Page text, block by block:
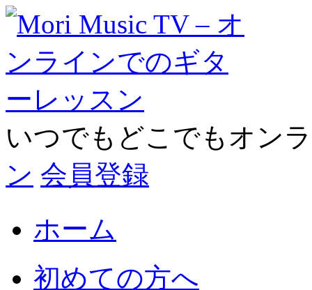
いつでもどこでもオン
ン 会員登録
ホーム
初めての方へ